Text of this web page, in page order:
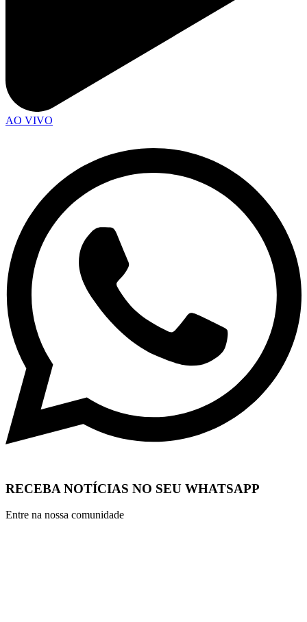
AO VIVO
RECEBA NOTÍCIAS NO SEU WHATSAPP
Entre na nossa comunidade